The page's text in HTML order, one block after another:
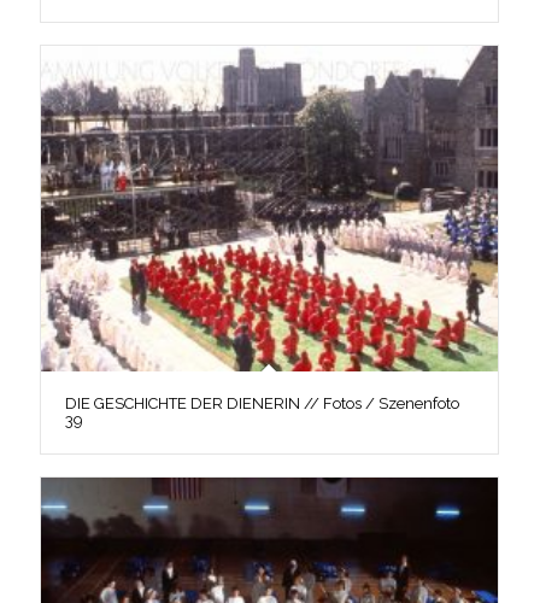
DIE GESCHICHTE DER DIENERIN // Fotos / Szenenfoto
39